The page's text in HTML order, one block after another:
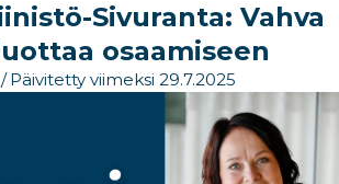
Sivuranta: Vahva
osaamiseen
/ Päivitetty viimeksi 29.7.2025